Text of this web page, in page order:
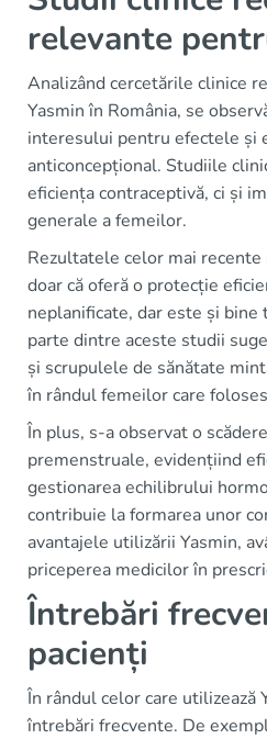
relevante
Analizând cercetările clinice
Yasmin în România, se
interesului pentru efectele și
anticoncepțional. Studiile
eficiența contraceptivă, ci și
generale a femeilor.
Rezultatele celor mai recente
doar că oferă o protecție
neplanificate, dar este și
parte dintre aceste studii
și scrupulele de sănătate
în rândul femeilor care
În plus, s-a observat o
premenstruale, evidențiind
gestionarea echilibrului
contribuie la formarea unor
avantajele utilizării Yasmin,
priceperea medicilor în
Întrebări
pacienți
În rândul celor care utilizează
întrebări frecvente. De